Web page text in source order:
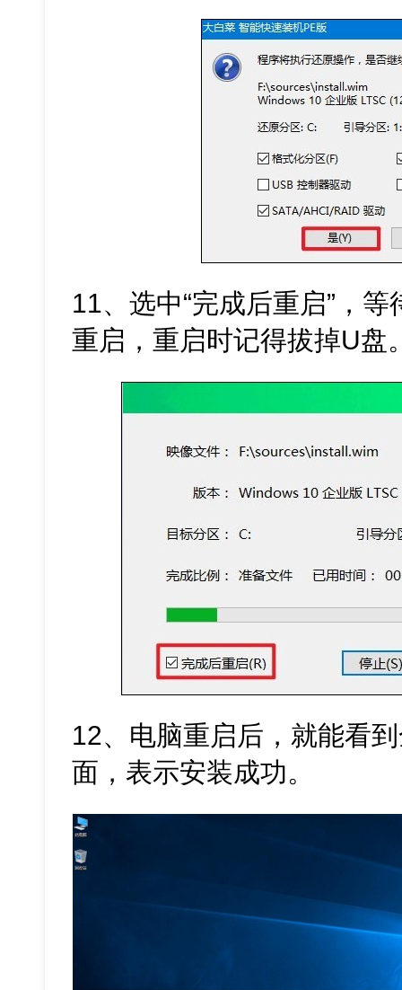
11、选中“完成后重启”，
重启，重启时记得拔掉U盘
12、电脑重启后，就能看
面，表示安装成功。